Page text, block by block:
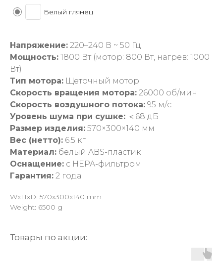
Белый глянец
Напряжение: 220–240 В ~ 50 Гц
Мощность: 1800 Вт (мотор: 800 Вт, нагрев: 1000
Вт)
Тип мотора: Щеточный мотор
Скорость вращения мотора: 26000 об/мин
Скорость воздушного потока: 95 м/с
Уровень шума при сушке: ＜68 дБ
Размер изделия: 570×300×140 мм
Вес (нетто): 6.5 кг
Материал: белый ABS-пластик
Оснащение: с HEPA-фильтром
Гарантия: 2 года
WxHxD: 570x300x140 mm
Weight: 6500 g
Товары по акции: